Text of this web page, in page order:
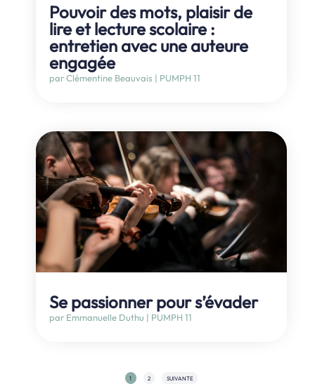
Pouvoir des mots, plaisir de
lire et lecture scolaire :
entretien avec une auteure
engagée
parClémentine Beauvais | PUMPH 11
Se passionner pour s’évader
par Emmanuelle Duthu | PUMPH 11
1 2 SUIVANTE